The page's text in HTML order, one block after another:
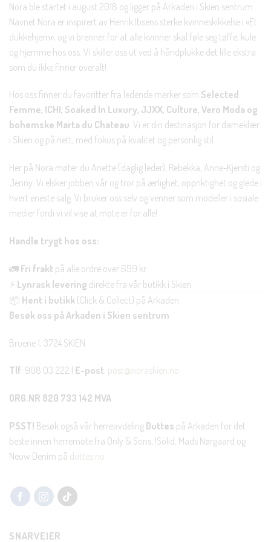
Nora ble startet i august 2018 og ligger på Arkaden i Skien sentrum.
Navnet Nora er inspirert av Henrik Ibsens sterke kvinneskikkelse i «Et
dukkehjem», og vi brenner for at alle kvinner skal føle seg tøffe, kule
og hjemme hos oss. Vi skiller oss ut ved å håndplukke det lille ekstra
som du ikke finner overalt!
Hos oss finner du favoritter fra ledende merker som Selected
Femme, ICHI, Soaked In Luxury, JJXX, Culture, Vero Moda og
bohemske Marta du Chateau. Vi er din destinasjon for dameklær
i Skien og på nett, med fokus på kvalitet og personlig stil.
Her på Nora møter du Anette (daglig leder), Rebekka, Anne-Kjersti og
Jenny. Vi elsker jobben vår og tror på ærlighet, oppriktighet og glede i
hvert eneste salg. Vi bruker oss selv og venner som modeller i sosiale
medier fordi vi vil vise at mote er for alle!
Handle trygt hos oss:
🚛 Fri frakt på alle ordre over 699 kr.
⚡ Lynrask levering direkte fra vår butikk i Skien.
📦 Hent i butikk (Click & Collect) på Arkaden.
Besøk oss på Arkaden i Skien sentrum
Bruene 1, 3724 SKIEN
Tlf: 908 03 222 | E-post: post@noraskien.no
ORG.NR 820 733 142 MVA
PSST! Besøk også vår herreavdeling Duttes på Arkaden for det
beste innen herremote fra Only & Sons, !Solid, Mads Nørgaard og
Neuw Denim på duttes.no
SNARVEIER